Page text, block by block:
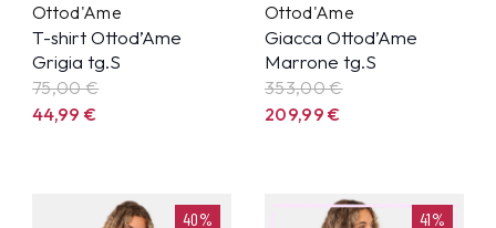
Ottod'Ame
T-shirt Ottod’Ame
Grigia tg.S
75,00 €
44,99€
Ottod'Ame
Giacca Ottod’Ame
Marrone tg.S
353,00 €
209,99€
40% 41%